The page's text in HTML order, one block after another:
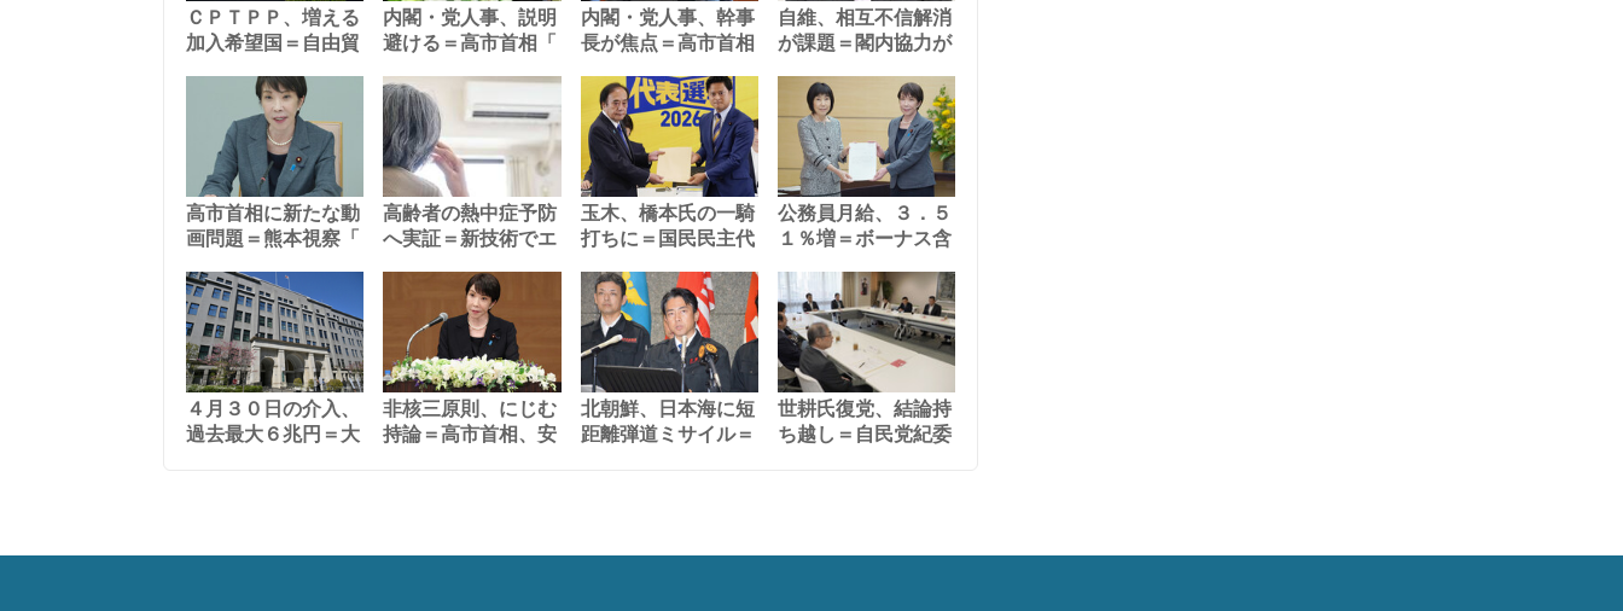
ＣＰＴＰＰ、増える
加入希望国＝自由貿
内閣・党人事、説明
避ける＝高市首相「
内閣・党人事、幹事
長が焦点＝高市首相
自維、相互不信解消
が課題＝閣内協力が
高市首相に新たな動
画問題＝熊本視察「
高齢者の熱中症予防
へ実証＝新技術でエ
玉木、橋本氏の一騎
打ちに＝国民民主代
公務員月給、３．５
１％増＝ボーナス含
４月３０日の介入、
過去最大６兆円＝大
非核三原則、にじむ
持論＝高市首相、安
北朝鮮、日本海に短
距離弾道ミサイル＝
世耕氏復党、結論持
ち越し＝自民党紀委